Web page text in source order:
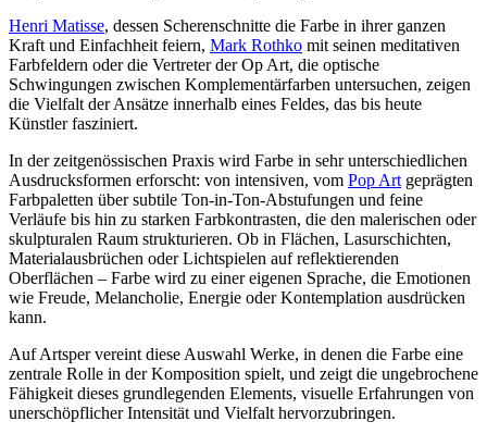
Henri Matisse, dessen Scherenschnitte die Farbe in ihrer ganzen
Kraft und Einfachheit feiern, Mark Rothko mit seinen meditativen
Farbfeldern oder die Vertreter der Op Art, die optische
Schwingungen zwischen Komplementärfarben untersuchen, zeigen
die Vielfalt der Ansätze innerhalb eines Feldes, das bis heute
Künstler fasziniert.
In der zeitgenössischen Praxis wird Farbe in sehr unterschiedlichen
Ausdrucksformen erforscht: von intensiven, vom Pop Artgeprägten
Farbpaletten über subtile Ton-in-Ton-Abstufungen und feine
Verläufe bis hin zu starken Farbkontrasten, die den malerischen oder
skulpturalen Raum strukturieren. Ob in Flächen, Lasurschichten,
Materialausbrüchen oder Lichtspielen auf reflektierenden
Oberflächen – Farbe wird zu einer eigenen Sprache, die Emotionen
wie Freude, Melancholie, Energie oder Kontemplation ausdrücken
kann.
Auf Artsper vereint diese Auswahl Werke, in denen die Farbe eine
zentrale Rolle in der Komposition spielt, und zeigt die ungebrochene
Fähigkeit dieses grundlegenden Elements, visuelle Erfahrungen von
unerschöpflicher Intensität und Vielfalt hervorzubringen.